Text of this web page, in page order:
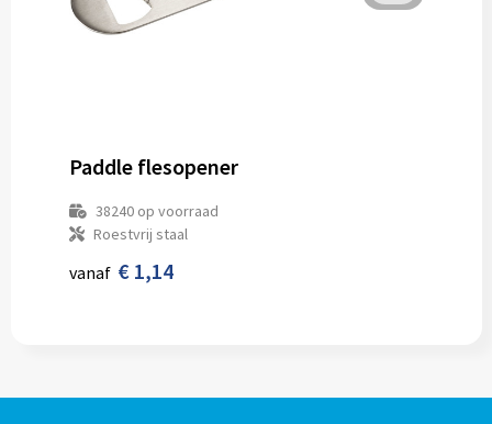
Paddle flesopener
38240op voorraad
Roestvrij staal
vanaf € 1,14